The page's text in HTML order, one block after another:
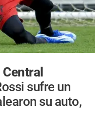
sufre un
su auto,